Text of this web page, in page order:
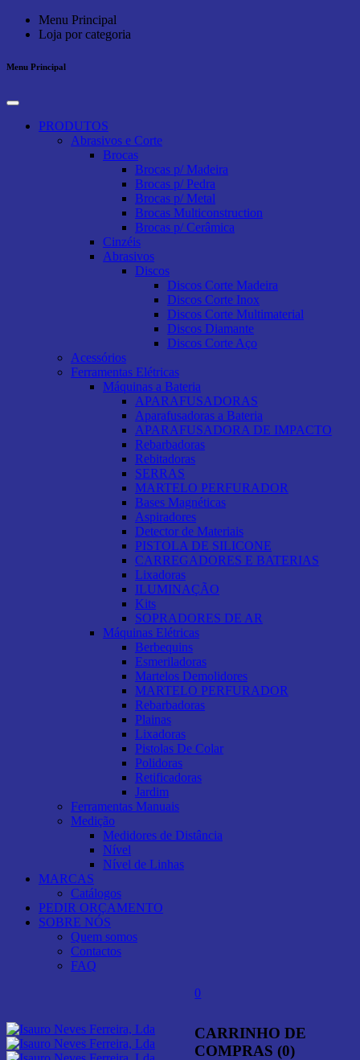
Menu Principal
Loja por categoria
Menu Principal
PRODUTOS
Abrasivos e Corte
Brocas
Brocas p/ Madeira
Brocas p/ Pedra
Brocas p/ Metal
Brocas Multiconstruction
Brocas p/ Cerâmica
Cinzéis
Abrasivos
Discos
Discos Corte Madeira
Discos Corte Inox
Discos Corte Multimaterial
Discos Diamante
Discos Corte Aço
Acessórios
Ferramentas Elétricas
Máquinas a Bateria
APARAFUSADORAS
Aparafusadoras a Bateria
APARAFUSADORA DE IMPACTO
Rebarbadoras
Rebitadoras
SERRAS
MARTELO PERFURADOR
Bases Magnéticas
Aspiradores
Detector de Materiais
PISTOLA DE SILICONE
CARREGADORES E BATERIAS
Lixadoras
ILUMINAÇÃO
Kits
SOPRADORES DE AR
Máquinas Elétricas
Berbequins
Esmeriladoras
Martelos Demolidores
MARTELO PERFURADOR
Rebarbadoras
Plainas
Lixadoras
Pistolas De Colar
Polidoras
Retificadoras
Jardim
Ferramentas Manuais
Medição
Medidores de Distância
Nível
Nível de Linhas
MARCAS
Catálogos
PEDIR ORÇAMENTO
SOBRE NÓS
Quem somos
Contactos
FAQ
0
CARRINHO DE
COMPRAS (0)